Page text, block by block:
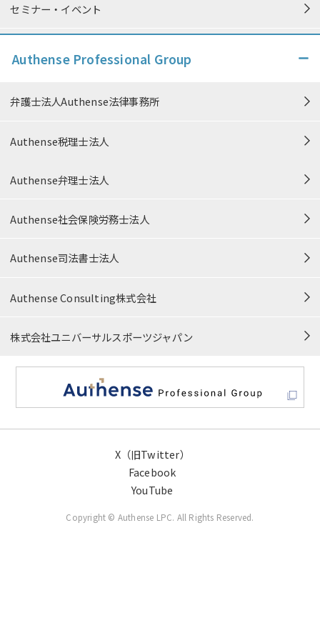
セミナー・イベント
Authense Professional Group
弁護士法人Authense法律事務所
Authense税理士法人
Authense弁理士法人
Authense社会保険労務士法人
Authense司法書士法人
Authense Consulting株式会社
株式会社ユニバーサルスポーツジャパン
X（旧Twitter）
Facebook
YouTube
Copyright © Authense LPC. All Rights Reserved.